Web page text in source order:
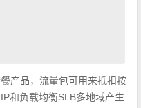
产品，流量包可用来抵扣按
和负载均衡SLB多地域产生